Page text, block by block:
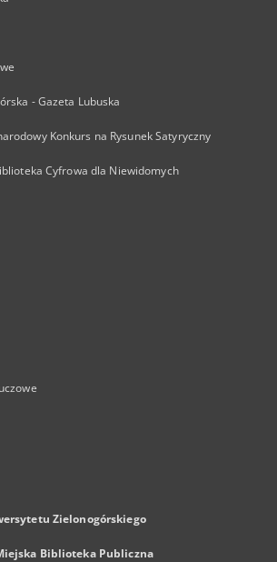
- Gazeta Lubuska
Konkurs na Rysunek Satyryczny
Cyfrowa dla Niewidomych
Zielonogórskiego
Biblioteka Publiczna